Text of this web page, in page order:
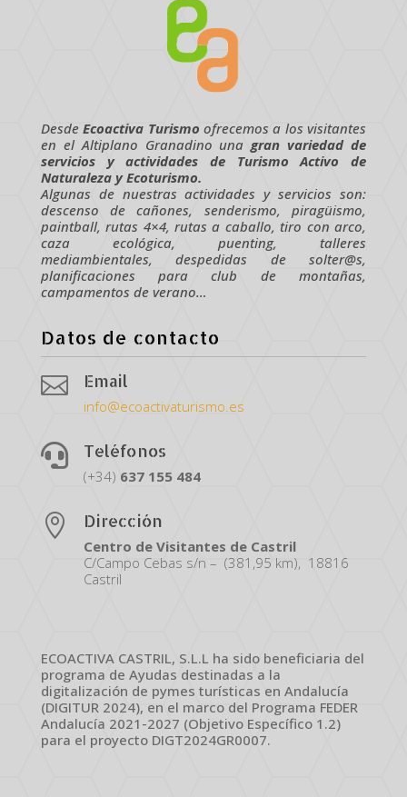
DesdeEcoactiva Turismo ofrecemos a los visitantes
en el Altiplano Granadino unagran variedad de
servicios y actividades de Turismo Activo de
Naturaleza y Ecoturismo.
Algunas de nuestras actividades y servicios son:
descenso de cañones, senderismo, piragüismo,
paintball, rutas 4×4, rutas a caballo, tiro con arco,
caza ecológica, puenting, talleres
mediambientales, despedidas de solter@s,
planificaciones para club de montañas,
campamentos de verano…
Datos de contacto
 Email
info@ecoactivaturismo.es
 Teléfonos
(+34) 637 155 484
 Dirección
Centro de Visitantes de Castril
C/Campo Cebas s/n – (381,95 km), 18816
Castril
ECOACTIVA CASTRIL, S.L.L ha sido beneficiaria del
programa de Ayudas destinadas a la
digitalización de pymes turísticas en Andalucía
(DIGITUR 2024), en el marco del Programa FEDER
Andalucía 2021-2027 (Objetivo Específico 1.2)
para el proyecto DIGT2024GR0007.